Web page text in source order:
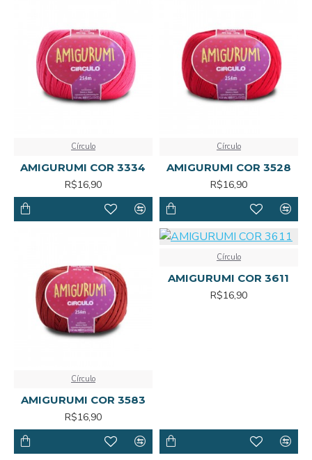
Círculo
AMIGURUMI COR 3334
R$16,90
Círculo
AMIGURUMI COR 3528
R$16,90
Círculo
AMIGURUMI COR 3583
R$16,90
Círculo
AMIGURUMI COR 3611
R$16,90